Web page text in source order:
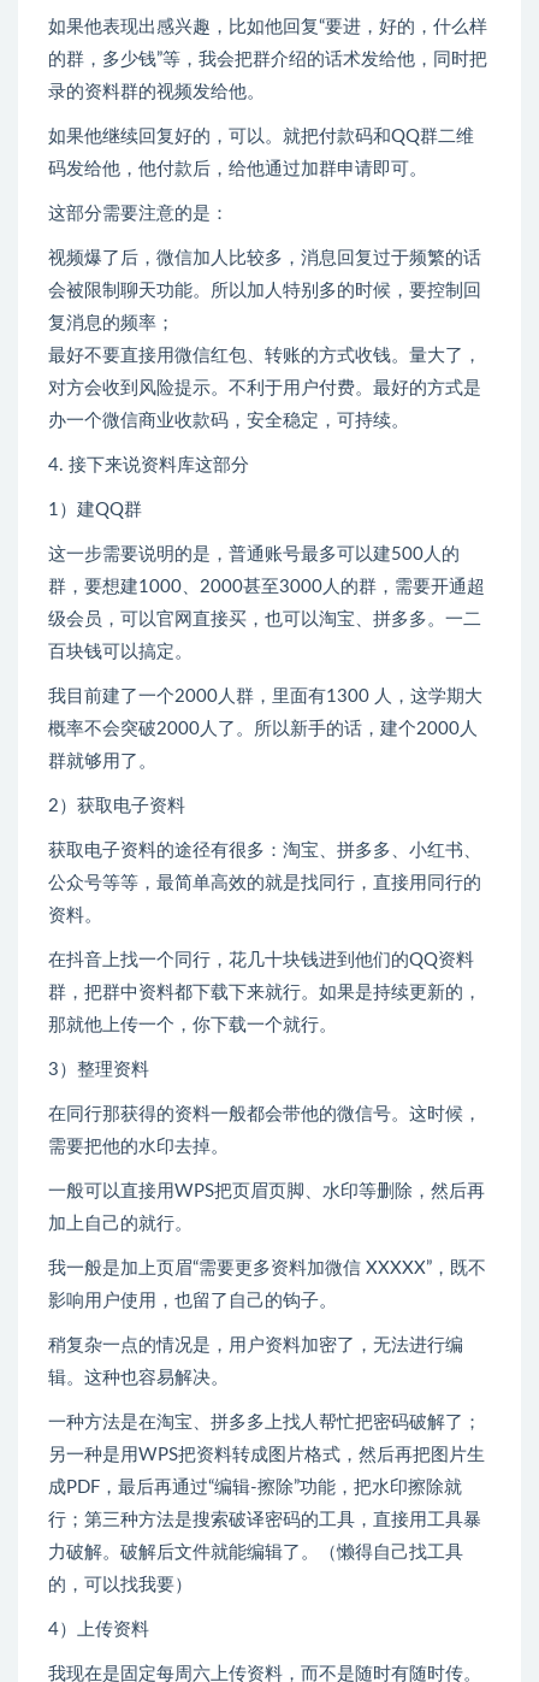
如果他表现出感兴趣，比如他回复“要进，好的，什么样
的群，多少钱”等，我会把群介绍的话术发给他，同时把
录的资料群的视频发给他。
如果他继续回复好的，可以。就把付款码和QQ群二维
码发给他，他付款后，给他通过加群申请即可。
这部分需要注意的是：
视频爆了后，微信加人比较多，消息回复过于频繁的话
会被限制聊天功能。所以加人特别多的时候，要控制回
复消息的频率；
最好不要直接用微信红包、转账的方式收钱。量大了，
对方会收到风险提示。不利于用户付费。最好的方式是
办一个微信商业收款码，安全稳定，可持续。
4. 接下来说资料库这部分
1）建QQ群
这一步需要说明的是，普通账号最多可以建500人的
群，要想建1000、2000甚至3000人的群，需要开通超
级会员，可以官网直接买，也可以淘宝、拼多多。一二
百块钱可以搞定。
我目前建了一个2000人群，里面有1300 人，这学期大
概率不会突破2000人了。所以新手的话，建个2000人
群就够用了。
2）获取电子资料
获取电子资料的途径有很多：淘宝、拼多多、小红书、
公众号等等，最简单高效的就是找同行，直接用同行的
资料。
在抖音上找一个同行，花几十块钱进到他们的QQ资料
群，把群中资料都下载下来就行。如果是持续更新的，
那就他上传一个，你下载一个就行。
3）整理资料
在同行那获得的资料一般都会带他的微信号。这时候，
需要把他的水印去掉。
一般可以直接用WPS把页眉页脚、水印等删除，然后再
加上自己的就行。
我一般是加上页眉“需要更多资料加微信 XXXXX”，既不
影响用户使用，也留了自己的钩子。
稍复杂一点的情况是，用户资料加密了，无法进行编
辑。这种也容易解决。
一种方法是在淘宝、拼多多上找人帮忙把密码破解了；
另一种是用WPS把资料转成图片格式，然后再把图片生
成PDF，最后再通过“编辑-擦除”功能，把水印擦除就
行；第三种方法是搜索破译密码的工具，直接用工具暴
力破解。破解后文件就能编辑了。（懒得自己找工具
的，可以找我要）
4）上传资料
我现在是固定每周六上传资料，而不是随时有随时传。